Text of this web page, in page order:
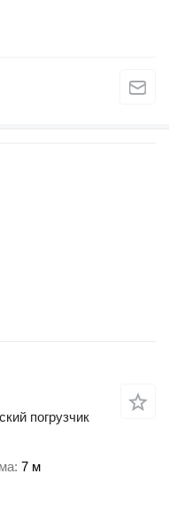
погрузчик
7 м